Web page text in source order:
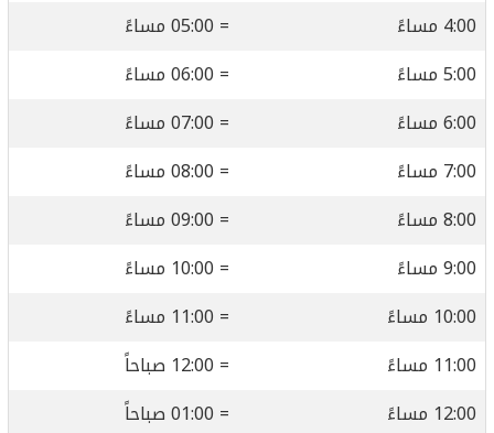
4:00 مساءً
= 05:00 مساءً
5:00 مساءً
= 06:00 مساءً
6:00 مساءً
= 07:00 مساءً
7:00 مساءً
= 08:00 مساءً
8:00 مساءً
= 09:00 مساءً
9:00 مساءً
= 10:00 مساءً
10:00 مساءً
= 11:00 مساءً
11:00 مساءً
= 12:00 صباحاً
12:00 مساءً
= 01:00 صباحاً